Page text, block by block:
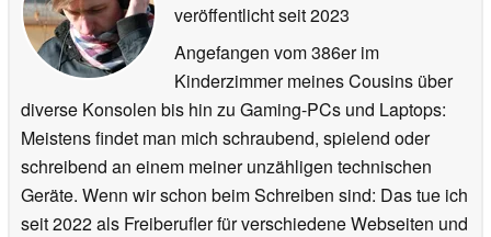
veröffentlichtseit 2023
Angefangen vom 386er im
Kinderzimmer meines Cousins über
diverse Konsolen bis hin zu Gaming-PCs und Laptops:
Meistens findet man mich schraubend, spielend oder
schreibend an einem meiner unzähligen technischen
Geräte. Wenn wir schon beim Schreiben sind: Das tue ich
seit 2022 als Freiberufler für verschiedene Webseiten und